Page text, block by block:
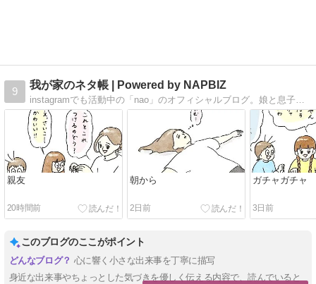
9
我が家のネタ帳 | Powered by NAPBIZ
instagramでも活動中の「nao」のオフィシャルブログ。娘と息子の成長記録。 子供が大きくなった時に見せるネタ帳です。
親友
20時間前
朝から
2日前
ガチャガチャ
3日前
このブログのここがポイント
心に響く小さな出来事を丁寧に描写
身近な出来事やちょっとした気づきを優しく伝える内容で、読んでいると